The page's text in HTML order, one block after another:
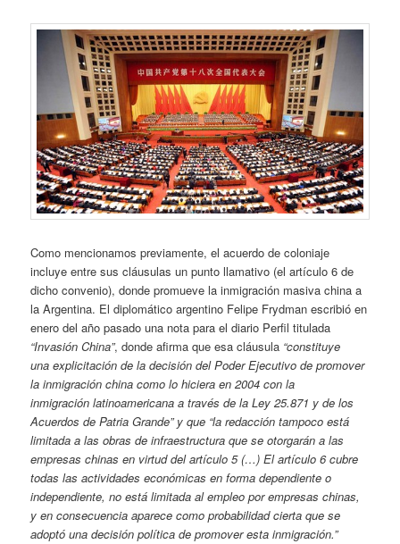
Como mencionamos previamente, el acuerdo de coloniaje
incluye entre sus cláusulas un punto llamativo (el artículo 6 de
dicho convenio), donde promueve la inmigración masiva china a
la Argentina. El diplomático argentino Felipe Frydman escribió en
enero del año pasado una nota para el diario Perfil titulada
“Invasión China”, donde afirma que esa cláusula “constituye
una explicitación de la decisión del Poder Ejecutivo de promover
la inmigración china como lo hiciera en 2004 con la
inmigración latinoamericana a través de la Ley 25.871 y de los
Acuerdos de Patria Grande” y que “la redacción tampoco está
limitada a las obras de infraestructura que se otorgarán a las
empresas chinas en virtud del artículo 5 (…) El artículo 6 cubre
todas las actividades económicas en forma dependiente o
independiente, no está limitada al empleo por empresas chinas,
y en consecuencia aparece como probabilidad cierta que se
adoptó una decisión política de promover esta inmigración.”